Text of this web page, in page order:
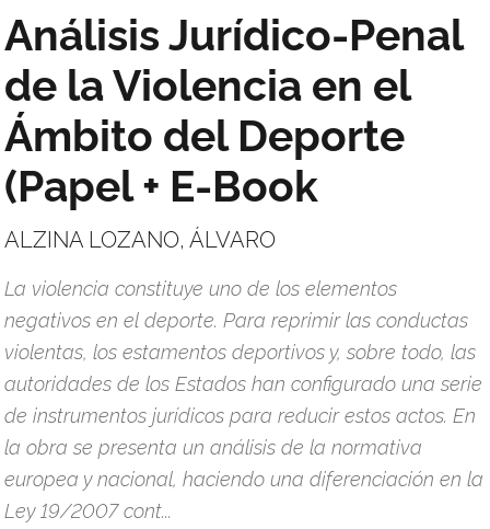
Análisis Jurídico-Penal
de la Violencia en el
Ámbito del Deporte
(Papel + E-Book
ALZINA LOZANO, ÁLVARO
La violencia constituye uno de los elementos
negativos en el deporte. Para reprimir las conductas
violentas, los estamentos deportivos y, sobre todo, las
autoridades de los Estados han configurado una serie
de instrumentos jurídicos para reducir estos actos. En
la obra se presenta un análisis de la normativa
europea y nacional, haciendo una diferenciación en la
Ley 19/2007 cont...